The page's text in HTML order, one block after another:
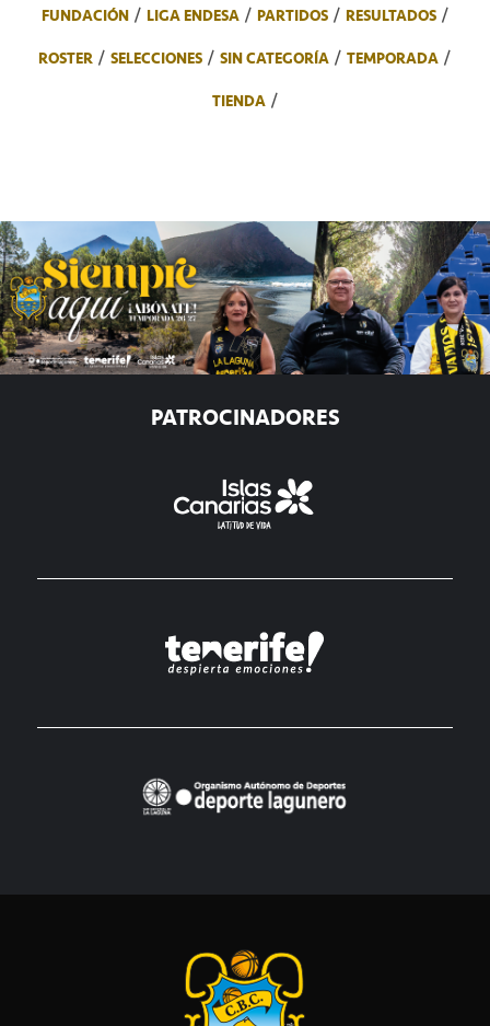
FUNDACIÓN LIGA ENDESA PARTIDOS
RESULTADOS
ROSTER
SELECCIONES SIN CATEGORÍA
TEMPORADA
TIENDA
PATROCINADORES